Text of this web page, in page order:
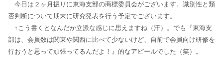
今日は２ヶ月振りに東海支部の商標委員会がございます。識別性と類
否判断について期末に研究発表を行う予定でございます。
↑こう書くとなんだか立派な感じに思えますね（汗）。でも『東海支
部は、会員数は関東や関西に比べて少ないけど、自前で会員向け研修を
行おうと思って頑張ってるんだよ！』的なアピールでした（笑）。